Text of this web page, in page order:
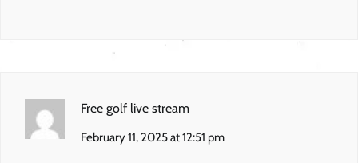
Free golf live stream
February 11, 2025 at 12:51 pm